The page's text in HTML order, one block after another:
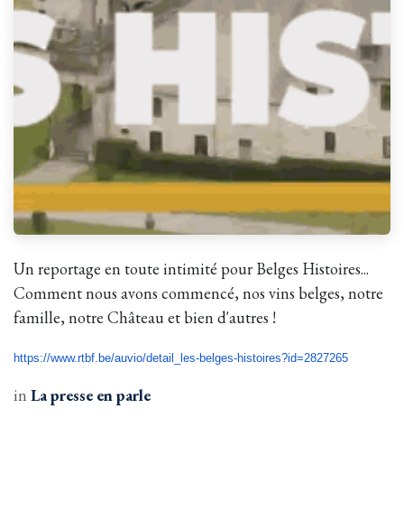
Un reportage en toute intimité pour Belges Histoires...
Comment nous avons commencé, nos vins belges, notre
famille, notre Château et bien d'autres !
https://www.rtbf.be/auvio/detail_les-belges-histoires?id=2827265
in La presse en parle